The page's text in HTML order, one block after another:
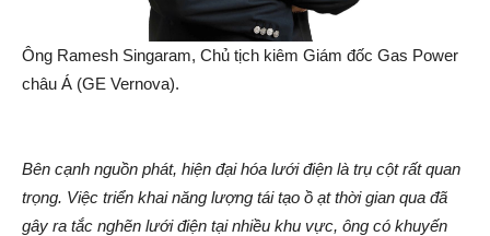
Ông Ramesh Singaram, Chủ tịch kiêm Giám đốc Gas Power
châu Á (GE Vernova).
Bên cạnh nguồn phát, hiện đại hóa lưới điện là trụ cột rất quan
trọng. Việc triển khai năng lượng tái tạo ồ ạt thời gian qua đã
gây ra tắc nghẽn lưới điện tại nhiều khu vực, ông có khuyến